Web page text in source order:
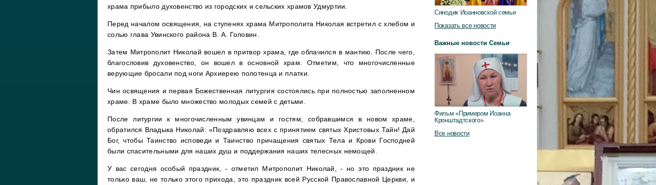
храма прибыло духовенство из городских и сельских храмов Удмуртии.
Перед началом освящения, на ступенях храма Митрополита Николая встретил с хлебом и
солью глава Увинского района В. А. Головин.
Затем Митрополит Николай вошел в притвор храма, где облачился в мантию. После чего,
благословив духовенство, он вошел в основной храм. Отметим, что многочисленные
верующие бросали под ноги Архиерею полотенца и платки.
Чин освящения и первая Божественная литургия состоялись при полностью заполненном
храме. В храме было множество молодых семей с детьми.
После литургии к многочисленным увинцам и гостям, собравшимся в новом храме,
обратился Владыка Николай: «Поздравляю всех с принятием святых Христовых Тайн! Дай
Бог, чтобы Таинство исповеди и Таинство причащения святых Тела и Крови Господней
были спасительными для наших душ и поддержания наших телесных немощей.
У вас сегодня особый праздник, - отметил Митрополит Николай, - но это праздник не
только ваш, не только этого прихода, это праздник всей Русской Православной Церкви, и
Синодик Иоанновской семьи
Показать все новости
Важные новости Семьи
Фильм «Примером Иоанна
Кронштадтского»
Все новости